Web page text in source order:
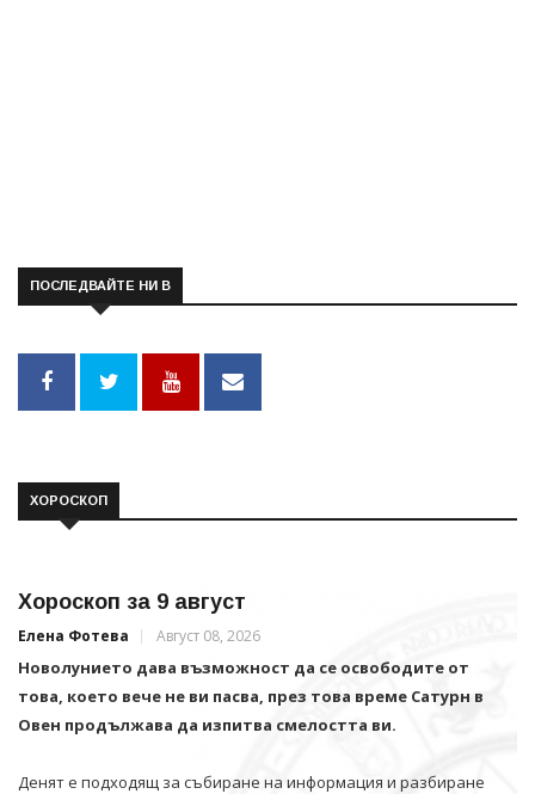
ПОСЛЕДВАЙТЕ НИ В
ХОРОСКОП
Хороскоп за 9 август
Елена Фотева Август 08, 2026
Новолунието дава възможност да се освободите от
това, което вече не ви пасва, през това време Сатурн в
Овен продължава да изпитва смелостта ви.
Денят е подходящ за събиране на информация и разбиране